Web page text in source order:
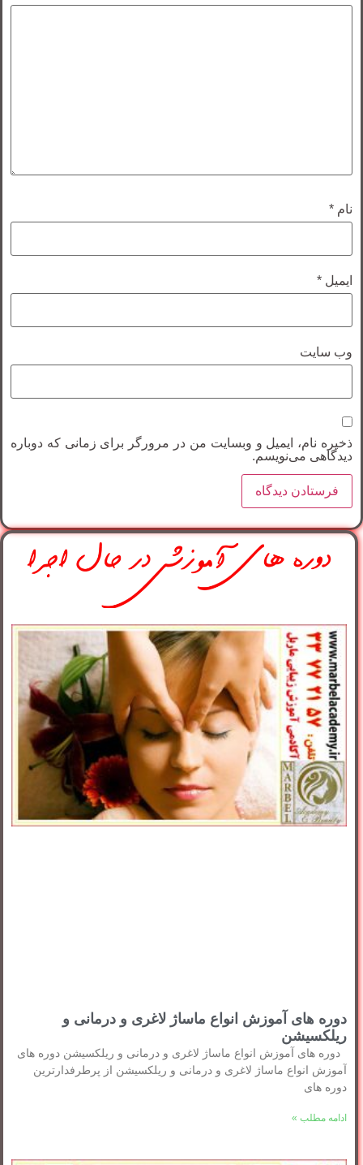
نام *
ایمیل *
وب‌ سایت
ذخیره نام، ایمیل و وبسایت من در مرورگر برای زمانی که دوباره
دیدگاهی می‌نویسم.
دوره های آموزش انواع ماساژ لاغری و درمانی و
ریلکسیشن
دوره های آموزش انواع ماساژ لاغری و درمانی و ریلکسیشن دوره های
آموزش انواع ماساژ لاغری و درمانی و ریلکسیشن از پرطرفدارترین
دوره های
ادامه مطلب »